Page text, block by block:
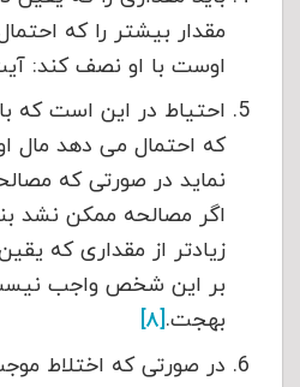
مقدار بیشتر را که
اوست با او نصف کند:
احتیاط در این است که
که احتمال می دهد مال
نماید در صورتی که
اگر مصالحه ممکن نشد
زیادتر از مقداری که
بر این شخص واجب
بهجت.[۸]
در صورتی که اختلاط